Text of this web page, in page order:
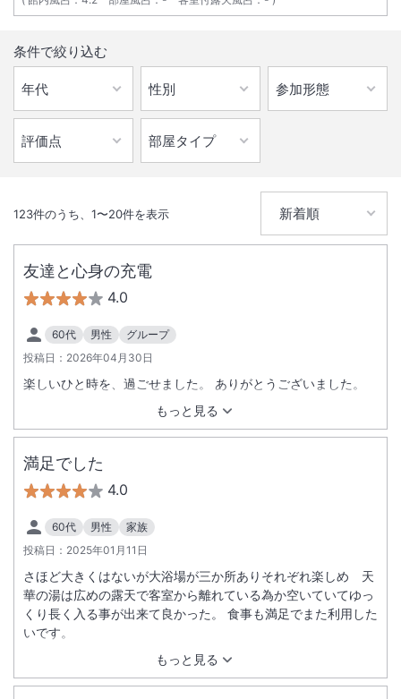
条件で絞り込む
123件のうち、 1〜20件を表示
友達と心身の充電
4.0
60代 男性
グループ
投稿日： 2026年04月30日
もっと見る
楽しいひと時を、過ごせました。 ありがとうございました。
満足でした
4.0
60代 男性
家族
投稿日： 2025年01月11日
もっと見る
さほど大きくはないが大浴場が三か所ありそれぞれ楽しめ 天
華の湯は広めの露天で客室から離れている為か空いていてゆっ
くり長く入る事が出来て良かった。 食事も満足でまた利用した
いです。